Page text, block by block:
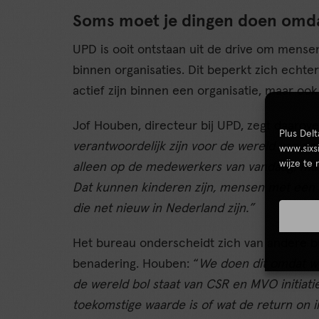
Plus
wijze te
Soms moet je dingen doen
UPD is ooit ontstaan uit de drive om
binnen organisaties. Dit beperkt zich
actief zijn binnen een organisatie, maar
Jof Houben, directeur bij UPD, zegt
verantwoordelijk zijn voor de wereld van
alleen op de medewerkers van vandaag,
Dat kunnen kinderen zijn, mensen met
die net nieuw in Nederland zijn.”
Het bureau onderscheidt zich van andere
benadering. Houben: “ We doen dit omdat
de wereld bol staat van CSR en MVO
toekomstige waarde is of wat de return on